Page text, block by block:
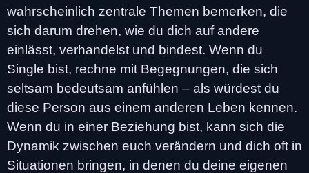
wahrscheinlich zentrale Themen bemerken, die
sich darum drehen, wie du dich auf andere
einlässt, verhandelst und bindest. Wenn du
Single bist, rechne mit Begegnungen, die sich
seltsam bedeutsam anfühlen – als würdest du
diese Person aus einem anderen Leben kennen.
Wenn du in einer Beziehung bist, kann sich die
Dynamik zwischen euch verändern und dich oft in
Situationen bringen, in denen du deine eigenen